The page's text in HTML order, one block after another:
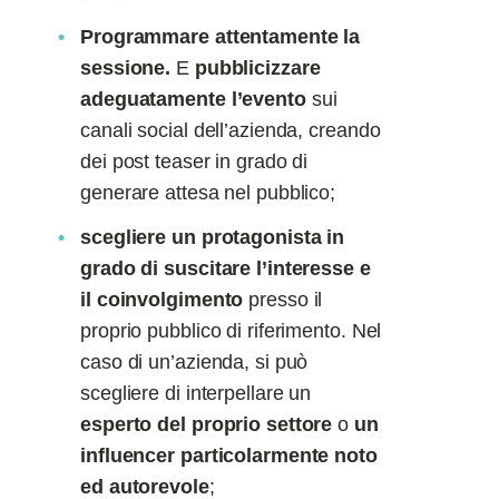
Programmare attentamente la
sessione. E pubblicizzare
adeguatamente l’eventosui
canali social dell’azienda, creando
dei post teaser in grado di
generare attesa nel pubblico;
scegliere un protagonista in
grado di suscitare l’interesse e
il coinvolgimento presso il
proprio pubblico di riferimento. Nel
caso di un’azienda, si può
scegliere di interpellare un
esperto del proprio settore o un
influencer particolarmente noto
ed autorevole;